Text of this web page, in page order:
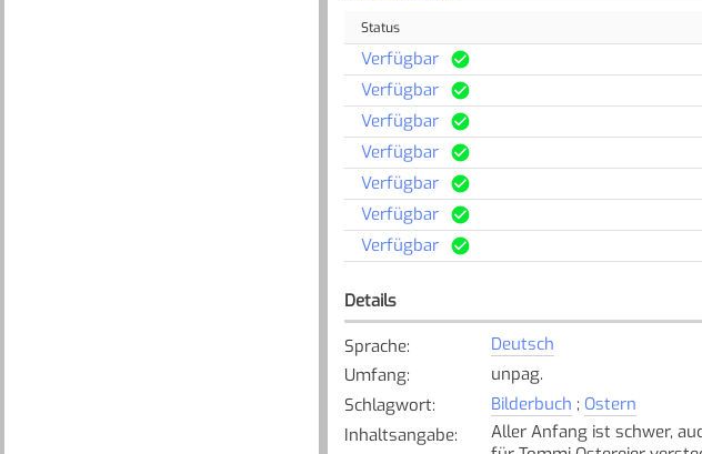
Status
Verfügbar
Verfügbar
Verfügbar
Verfügbar
Verfügbar
Verfügbar
Verfügbar
Details
Sprache:
Deutsch
Umfang:
unpag.
Schlagwort: Bilderbuch ; Ostern
Inhaltsangabe:
Aller Anfang ist schwer,